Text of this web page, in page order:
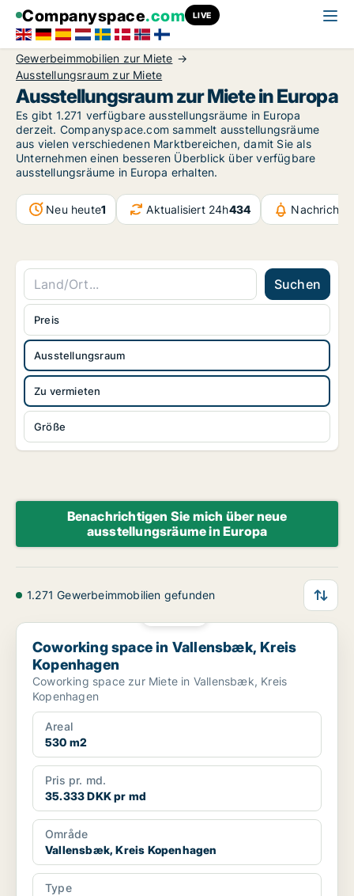
Companyspace.com LIVE
Gewerbeimmobilien zur Miete
Ausstellungsraum zur Miete
Ausstellungsraum zur Miete in Europa
Es gibt 1.271 verfügbare ausstellungsräume in Europa
derzeit. Companyspace.com sammelt ausstellungsräume
aus vielen verschiedenen Marktbereichen, damit Sie als
Unternehmen einen besseren Überblick über verfügbare
ausstellungsräume in Europa erhalten.
Neu heute1 Aktualisiert 24h434
Suchen
Ausstellungsraum
Zu vermieten
Größe
Preis
Benachrichtigen Sie mich über neue
ausstellungsräume in Europa
1.271 Gewerbeimmobilien gefunden
Coworking space in Vallensbæk, Kreis Kopenhagen
Coworking space in Vallensbæk, Kreis
Kopenhagen
Coworking space zur Miete in Vallensbæk, Kreis
Kopenhagen
Areal
530 m2
Pris pr. md.
35.333 DKK pr md
Område
Vallensbæk, Kreis Kopenhagen
Type